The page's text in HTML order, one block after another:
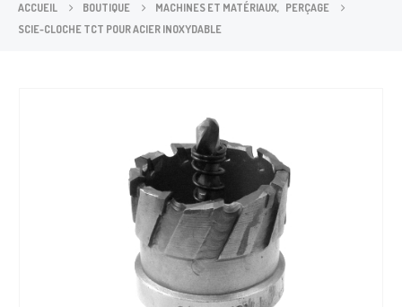
ACCUEIL BOUTIQUE MACHINES ET MATÉRIAUX, PERÇAGE
SCIE-CLOCHE TCT POUR ACIER INOXYDABLE